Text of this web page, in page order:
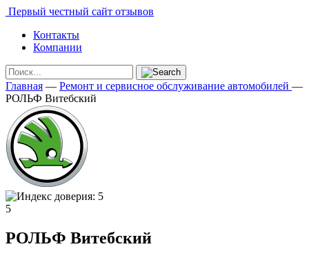
Первый честный сайт отзывов
Контакты
Компании
Главная — Ремонт и сервисное обслуживание автомобилей —
РОЛЬФ Витебский
5
РОЛЬФ Витебский